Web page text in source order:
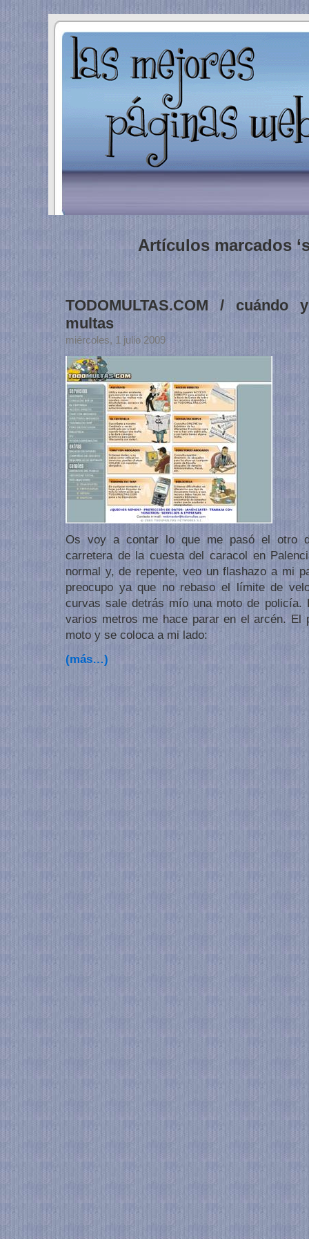
Artículos marcados
TODOMULTAS.COM /
multas
miércoles, 1 julio 2009
Os voy a contar lo que me pasó el otro
carretera de la cuesta del caracol en
normal y, de repente, veo un flashazo a mi
preocupo ya que no rebaso el límite de
curvas sale detrás mío una moto de
varios metros me hace parar en el arcén. El
moto y se coloca a mi lado:
(más…)